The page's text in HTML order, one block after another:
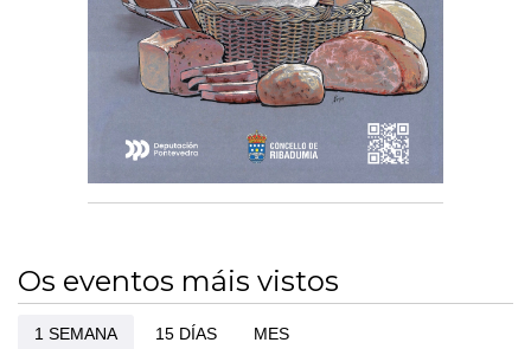
Os eventos máis vistos
1 SEMANA 15 DÍAS MES